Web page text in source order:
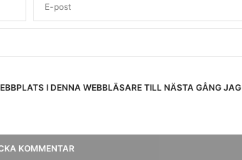
I DENNA WEBBLÄSARE TILL NÄSTA GÅNG JAG